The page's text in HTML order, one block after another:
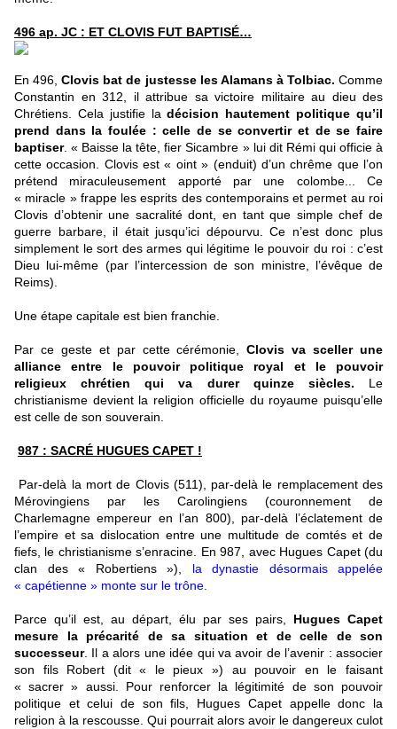
496 ap. JC : ET CLOVIS FUT BAPTISÉ…
En 496,Clovis bat de justesse les Alamans à Tolbiac. Comme
Constantin en 312, il attribue sa victoire militaire au dieu des
Chrétiens. Cela justifie ladécision hautement politique qu’il
prend dans la foulée : celle de se convertir et de se faire
baptiser. « Baisse la tête, fier Sicambre » lui dit Rémi qui officie à
cette occasion. Clovis est « oint » (enduit) d’un chrême que l’on
prétend miraculeusement apporté par une colombe... Ce
« miracle » frappe les esprits des contemporains et permet au roi
Clovis d’obtenir une sacralité dont, en tant que simple chef de
guerre barbare, il était jusqu’ici dépourvu. Ce n’est donc plus
simplement le sort des armes qui légitime le pouvoir du roi : c’est
Dieu lui-même (par l’intercession de son ministre, l’évêque de
Reims).
Une étape capitale est bien franchie.
Par ce geste et par cette cérémonie,Clovis va sceller une
alliance entre le pouvoir politique royal et le pouvoir
religieux chrétien qui va durer quinze siècles. Le
christianisme devient la religion officielle du royaume puisqu’elle
est celle de son souverain.
987 : SACRÉ HUGUES CAPET !
Par-delà la mort de Clovis (511), par-delà le remplacement des
Mérovingiens par les Carolingiens (couronnement de
Charlemagne empereur en l’an 800), par-delà l’éclatement de
l’empire et sa dislocation entre une multitude de comtés et de
fiefs, le christianisme s’enracine. En 987, avec Hugues Capet (du
clan des « Robertiens »),
la dynastie désormais appelée
« capétienne » monte sur le trône
Parce qu’il est, au départ, élu par ses pairs, Hugues Capet
mesure la précarité de sa situation et de celle de son
successeur. Il a alors une idée qui va avoir de l’avenir : associer
son fils Robert (dit « le pieux ») au pouvoir en le faisant
« sacrer » aussi. Pour renforcer la légitimité de son pouvoir
politique et celui de son fils, Hugues Capet appelle donc la
religion à la rescousse. Qui pourrait alors avoir le dangereux culot